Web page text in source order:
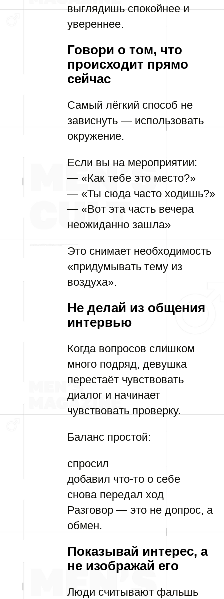
выглядишь спокойнее и
увереннее.
Говори о том, что
происходит прямо
сейчас
Самый лёгкий способ не
зависнуть — использовать
окружение.
Если вы на мероприятии:
— «Как тебе это место?»
— «Ты сюда часто ходишь?»
— «Вот эта часть вечера
неожиданно зашла»
Это снимает необходимость
«придумывать тему из
воздуха».
Не делай из общения
интервью
Когда вопросов слишком
много подряд, девушка
перестаёт чувствовать
диалог и начинает
чувствовать проверку.
Баланс простой:
спросил
добавил что-то о себе
снова передал ход
Разговор — это не допрос, а
обмен.
Показывай интерес, а
не изображай его
Люди считывают фальшь